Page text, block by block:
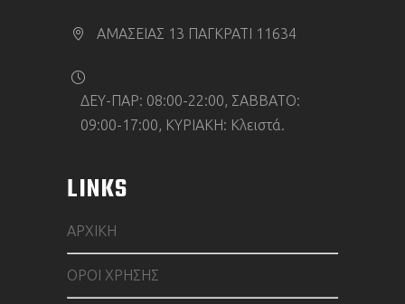
ΑΜΑΣΕΙΑΣ 13 ΠΑΓΚΡΑΤΙ 11634
ΔΕΥ-ΠΑΡ: 08:00-22:00, ΣΑΒΒΑΤΟ:
09:00-17:00, ΚΥΡΙΑΚΗ: Κλειστά.
LINKS
ΑΡΧΙΚΗ
ΟΡΟΙ ΧΡΗΣΗΣ